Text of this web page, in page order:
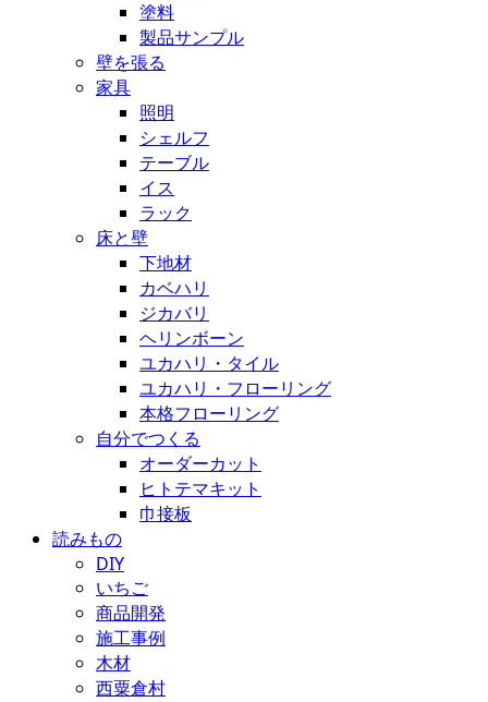
塗料
製品サンプル
壁を張る
家具
照明
シェルフ
テーブル
イス
ラック
床と壁
下地材
カベハリ
ジカバリ
ヘリンボーン
ユカハリ・タイル
ユカハリ・フローリング
本格フローリング
自分でつくる
オーダーカット
ヒトテマキット
巾接板
読みもの
DIY
いちご
商品開発
施工事例
木材
西粟倉村